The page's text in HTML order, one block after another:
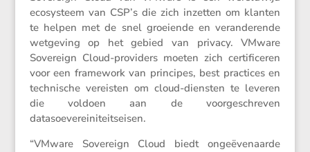
ecosys­teem van CSP’s die zich inzetten om klanten
te helpen met de snel groei­ende en veran­de­rende
wetge­ving op het gebied van privacy. VMware
Sovereign Cloud-provi­ders moeten zich certi­fi­ceren
voor een frame­work van principes, best practices en
techni­sche vereisten om cloud-diensten te leveren
die voldoen aan de voorge­schreven
datasoevereiniteitseisen.
“VMware Sovereign Cloud biedt ongeë­ve­naarde